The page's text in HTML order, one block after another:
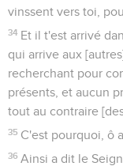
vinssent vers toi,
34 Et il t'est arrivé
qui arrive aux
recherchant pour
présents, et aucun
tout au contraire
35 C'est pourquoi, ô
36 Ainsi a dit le